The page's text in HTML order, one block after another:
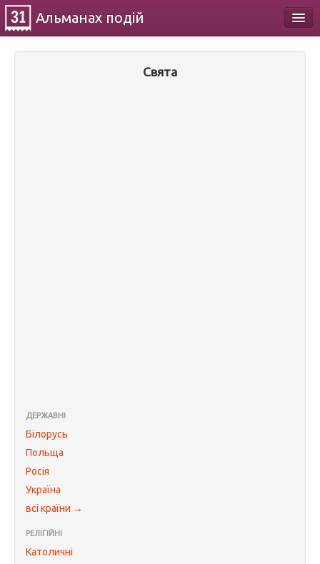
Альманах подій
Свята
ДЕРЖАВНІ
Білорусь
Польща
Росія
Україна
всі країни →
РЕЛІГІЙНІ
Католичні